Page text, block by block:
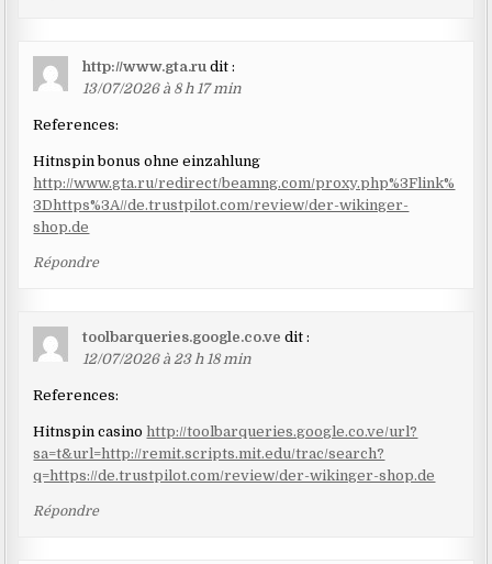
http://www.gta.ru dit :
13/07/2026 à 8 h 17 min
References:
Hitnspin bonus ohne einzahlung
http://www.gta.ru/redirect/beamng.com/proxy.php%3Flink%
3Dhttps%3A//de.trustpilot.com/review/der-wikinger-
shop.de
Répondre
toolbarqueries.google.co.ve dit :
12/07/2026 à 23 h 18 min
References:
Hitnspin casino http://toolbarqueries.google.co.ve/url?
sa=t&url=http://remit.scripts.mit.edu/trac/search?
q=https://de.trustpilot.com/review/der-wikinger-shop.de
Répondre